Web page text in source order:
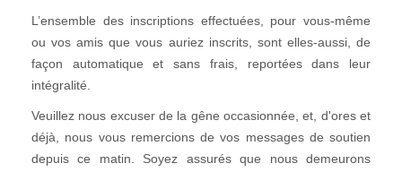
L’ensemble des inscriptions effectuées, pour vous-même
ou vos amis que vous auriez inscrits, sont elles-aussi, de
façon automatique et sans frais, reportées dans leur
intégralité.
Veuillez nous excuser de la gêne occasionnée, et, d'ores et
déjà, nous vous remercions de vos messages de soutien
depuis ce matin. Soyez assurés que nous demeurons